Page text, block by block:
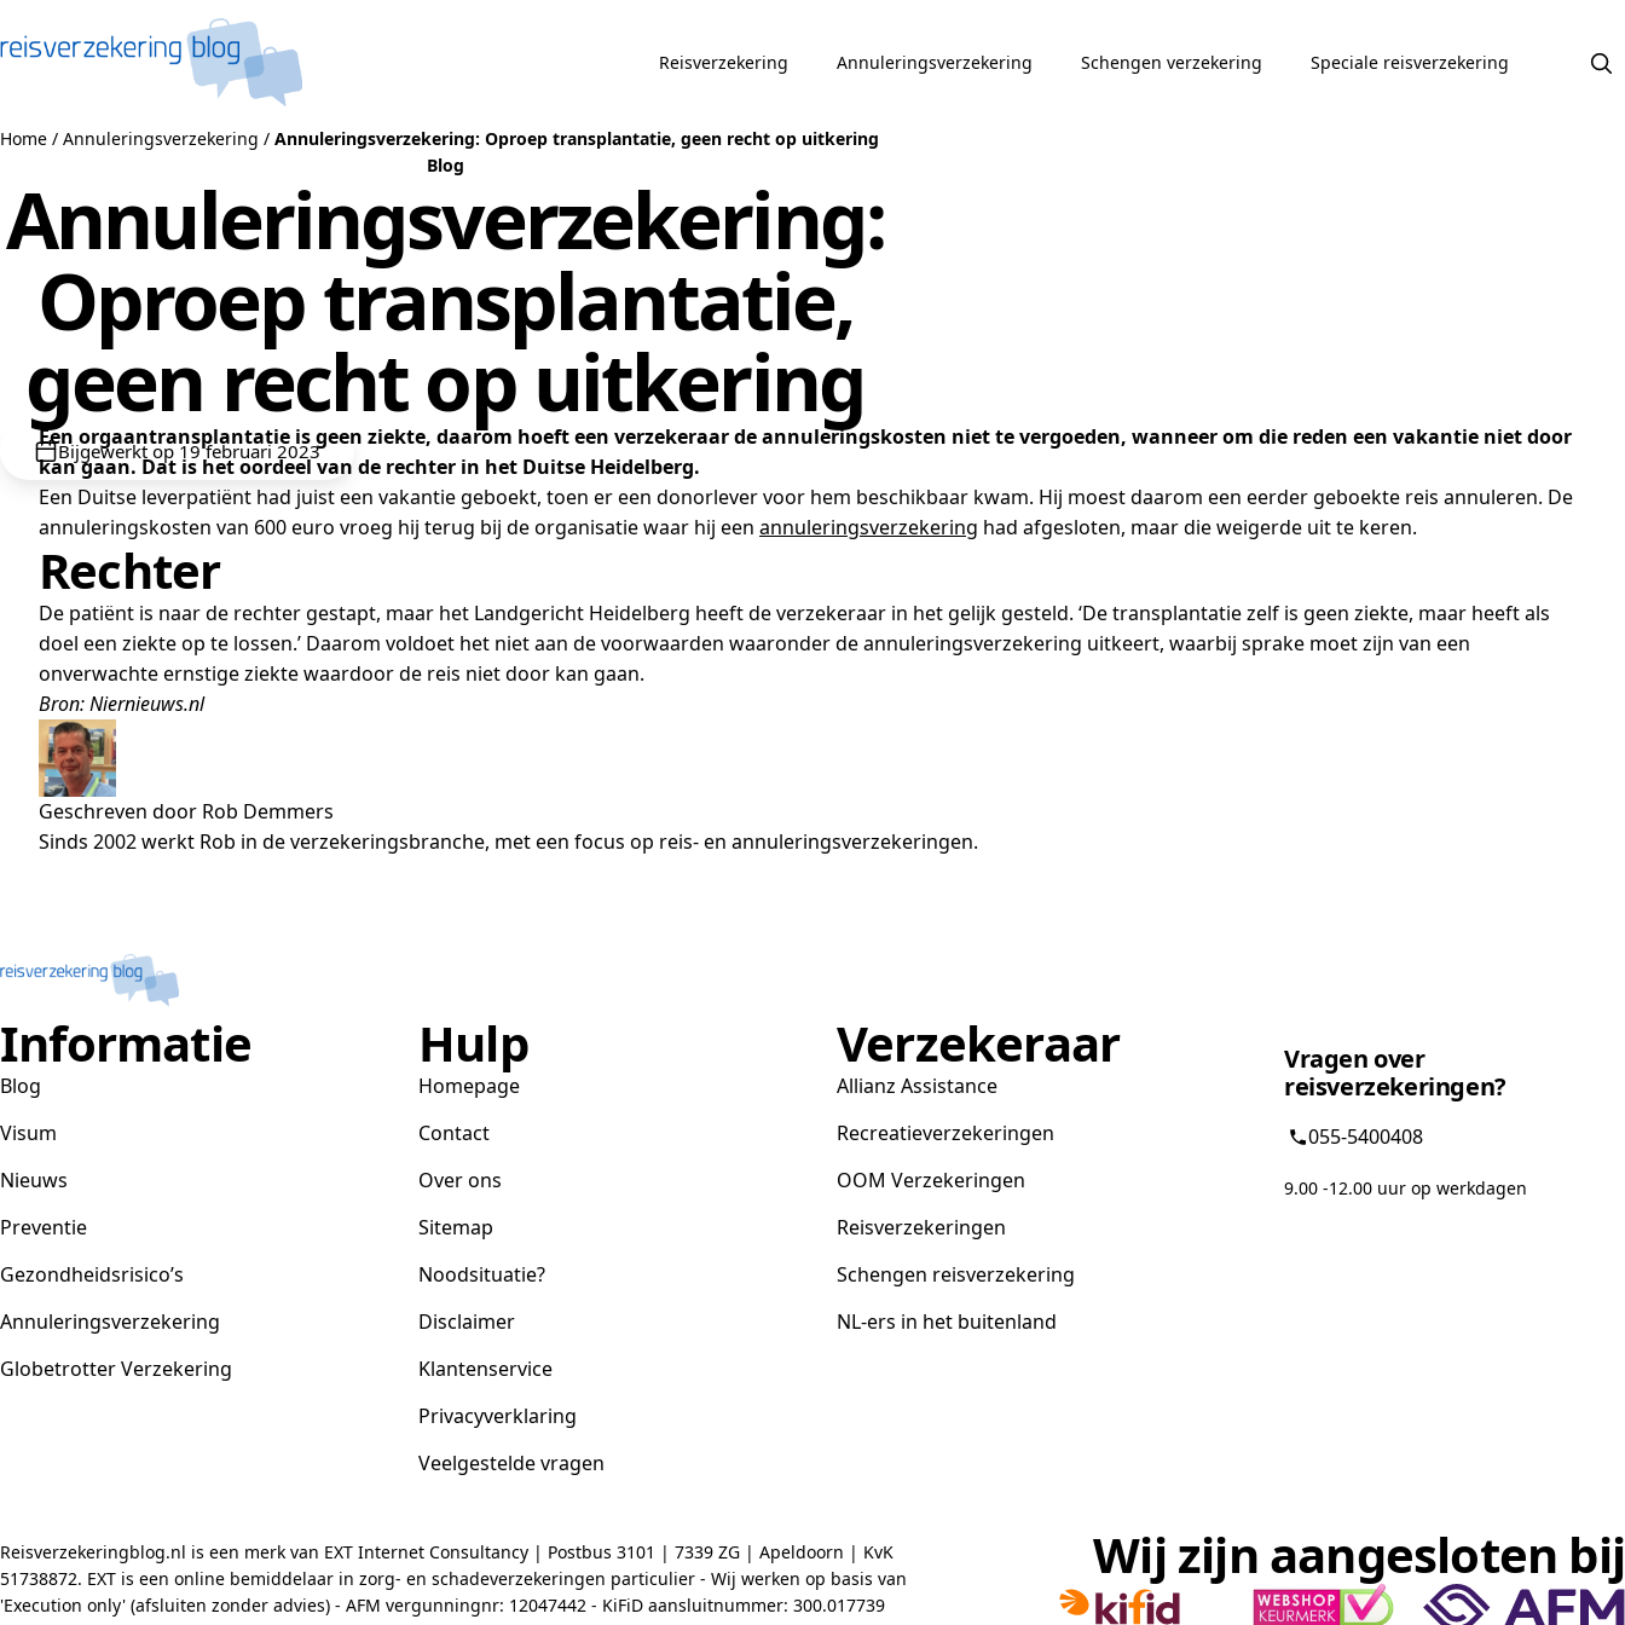
Reisverzekering Annuleringsverzekering Schengen verzekering Speciale reisverzekering
Home / Annuleringsverzekering / Annuleringsverzekering: Oproep transplantatie, geen recht op uitkering
Blog
Annuleringsverzekering:
Oproep transplantatie,
geen recht op uitkering
Bijgewerkt op 19 februari 2023
Een orgaantransplantatie is geen ziekte, daarom hoeft een verzekeraar de annuleringskosten niet te vergoeden, wanneer om die reden een vakantie niet door
kan gaan. Dat is het oordeel van de rechter in het Duitse Heidelberg.
Een Duitse leverpatiënt had juist een vakantie geboekt, toen er een donorlever voor hem beschikbaar kwam. Hij moest daarom een eerder geboekte reis annuleren. De
annuleringskosten van 600 euro vroeg hij terug bij de organisatie waar hij een annuleringsverzekering had afgesloten, maar die weigerde uit te keren.
Rechter
De patiënt is naar de rechter gestapt, maar het Landgericht Heidelberg heeft de verzekeraar in het gelijk gesteld. ‘De transplantatie zelf is geen ziekte, maar heeft als
doel een ziekte op te lossen.’ Daarom voldoet het niet aan de voorwaarden waaronder de annuleringsverzekering uitkeert, waarbij sprake moet zijn van een
onverwachte ernstige ziekte waardoor de reis niet door kan gaan.
Bron: Niernieuws.nl
Geschreven door Rob Demmers
Sinds 2002 werkt Rob in de verzekeringsbranche, met een focus op reis- en annuleringsverzekeringen.
Informatie
Blog
Visum
Nieuws
Preventie
Gezondheidsrisico’s
Annuleringsverzekering
Globetrotter Verzekering
Hulp
Homepage
Contact
Over ons
Sitemap
Noodsituatie?
Disclaimer
Klantenservice
Privacyverklaring
Veelgestelde vragen
Verzekeraar
Allianz Assistance
Recreatieverzekeringen
OOM Verzekeringen
Reisverzekeringen
Schengen reisverzekering
NL-ers in het buitenland
Vragen over
reisverzekeringen?
055-5400408
9.00 -12.00 uur op werkdagen
Reisverzekeringblog.nl is een merk van EXT Internet Consultancy | Postbus 3101 | 7339 ZG | Apeldoorn | KvK
51738872. EXT is een online bemiddelaar in zorg- en schadeverzekeringen particulier - Wij werken op basis van
'Execution only' (afsluiten zonder advies) - AFM vergunningnr: 12047442 - KiFiD aansluitnummer: 300.017739
Wij zijn aangesloten bij